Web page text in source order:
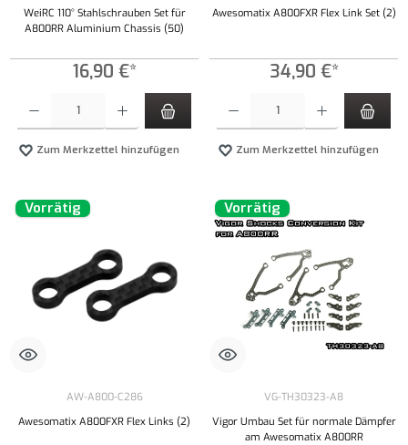
WeiRC 110° Stahlschrauben Set für
A800RR Aluminium Chassis (50)
16,90 €*
Zum Merkzettel hinzufügen
Awesomatix A800FXR Flex Link Set (2)
34,90 €*
Zum Merkzettel hinzufügen
Vorrätig
AW-A800-C286
Awesomatix A800FXR Flex Links (2)
Vorrätig
VG-TH30323-A8
Vigor Umbau Set für normale Dämpfer
am Awesomatix A800RR